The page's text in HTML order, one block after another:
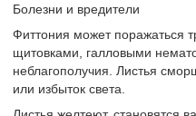
Болезни и вредители
Фиттония может поражаться
щитовками, галловыми
неблагополучия. Листья
или избыток света.